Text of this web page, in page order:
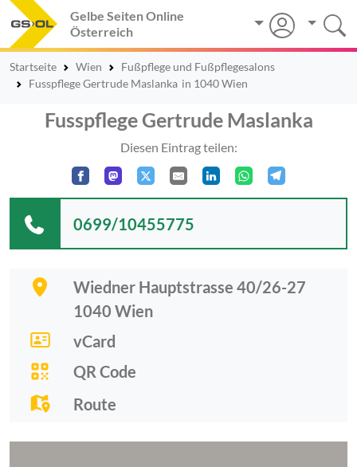
Gelbe Seiten Online
Österreich
Startseite Wien
Fußpflege und Fußpflegesalons
Fusspflege Gertrude Maslanka in 1040 Wien
Fusspflege Gertrude Maslanka
Diesen Eintrag teilen:
Wiedner Hauptstrasse 40/26-27
1040 Wien
vCard
QR Code
Route
0699/10455775